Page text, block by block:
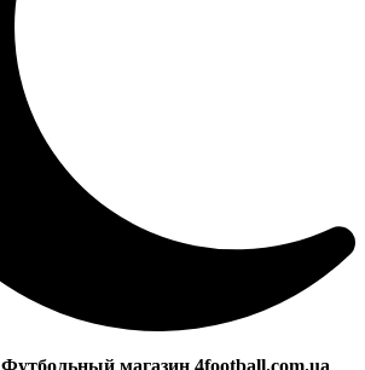
Футбольный магазин 4football.com.ua